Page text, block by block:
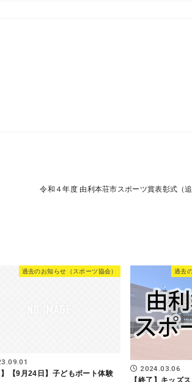
令和４年度 由利本荘市スポーツ賞表彰式（追
過去のお知らせ（スポーツ協会）
】【9月24日】子どもボート体験
過去
2024.03.06
【終了】キッズ